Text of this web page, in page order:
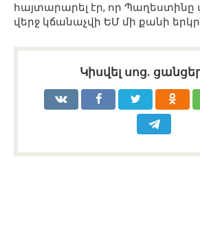
հայտարարել էր, որ Պաղեստինը
վերջ կճանաչվի ԵՄ մի քանի
Կիսվել սոց․